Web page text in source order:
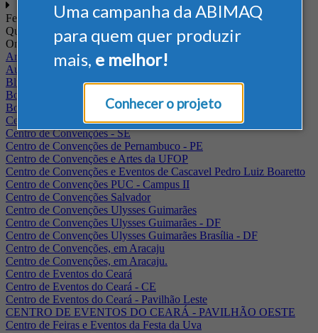
Uma campanha da ABIMAQ
para quem quer produzir
mais, e melhor!
Conhecer o projeto
Feiras
Quando
Onde
Arena Jaguariuna
Auditório Albano Franco - FIEPA
Blumenau - SC
BolognaFiere
Boulevard Olimpico - RJ
Centro Internacional de Convenções do Brasil, em Brasília
Centro de Convenções - SE
Centro de Convenções de Pernambuco - PE
Centro de Convenções e Artes da UFOP
Centro de Convenções e Eventos de Cascavel Pedro Luiz Boaretto
Centro de Convenções PUC - Campus II
Centro de Convenções Salvador
Centro de Convenções Ulysses Guimarães
Centro de Convenções Ulysses Guimarães - DF
Centro de Convenções Ulysses Guimarães Brasília - DF
Centro de Convenções, em Aracaju
Centro de Convenções, em Aracaju.
Centro de Eventos do Ceará
Centro de Eventos do Ceará - CE
Centro de Eventos do Ceará - Pavilhão Leste
CENTRO DE EVENTOS DO CEARÁ - PAVILHÃO OESTE
Centro de Feiras e Eventos da Festa da Uva